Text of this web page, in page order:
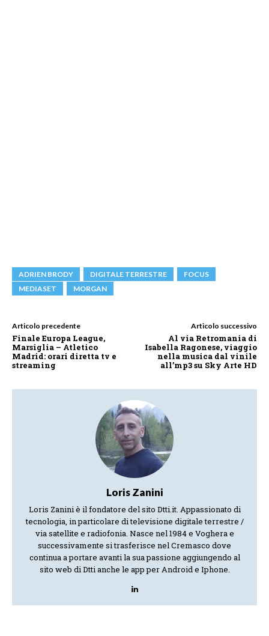
ADRIEN BRODY DIGITALE TERRESTRE
FOCUS
MEDIASET
MORGAN
Articolo precedente
Finale Europa League,
Marsiglia – Atletico
Madrid: orari diretta tv e
streaming
Articolo successivo
Al via Retromania di
Isabella Ragonese, viaggio
nella musica dal vinile
all’mp3 su Sky Arte HD
Loris Zanini
Loris Zanini è il fondatore del sito Dtti.it. Appassionato di
tecnologia, in particolare di televisione digitale terrestre /
via satellite e radiofonia. Nasce nel 1984 e Voghera e
successivamente si trasferisce nel Cremasco dove
continua a portare avanti la sua passione aggiungendo al
sito web di Dtti anche le app per Android e Iphone.